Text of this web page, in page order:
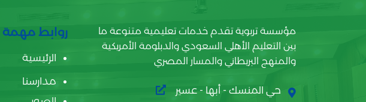
مؤسسة تربوية تقدم خدمات تعليمية متنوعة ما
بين التعليم الأهلي السعودي والدبلومة الأمريكية
والمنهج البريطاني والمسار المصري
حي المنسك - أبها - عسير
روابط مهمة
الرئيسية
مدارسنا